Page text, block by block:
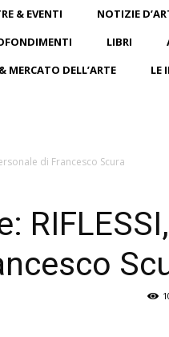
& EVENTI NOTIZIE
LIBRI
MERCATO DELL’ARTE
LE
di Francesco Scura